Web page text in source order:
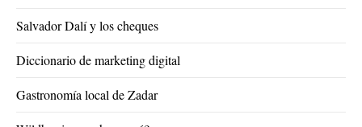
Salvador Dalí y los cheques
Diccionario de marketing digital
Gastronomía local de Zadar